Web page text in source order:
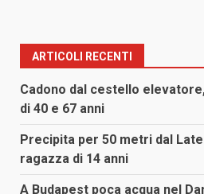
ARTICOLI RECENTI
Cadono dal cestello
di 40 e 67 anni
Precipita per 50 metri dal
ragazza di 14 anni
A Budapest poca acqua nel